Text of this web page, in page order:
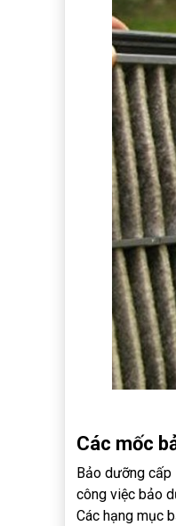
Các mốc
Bảo dưỡng
công việc bảo
Các hạng mục